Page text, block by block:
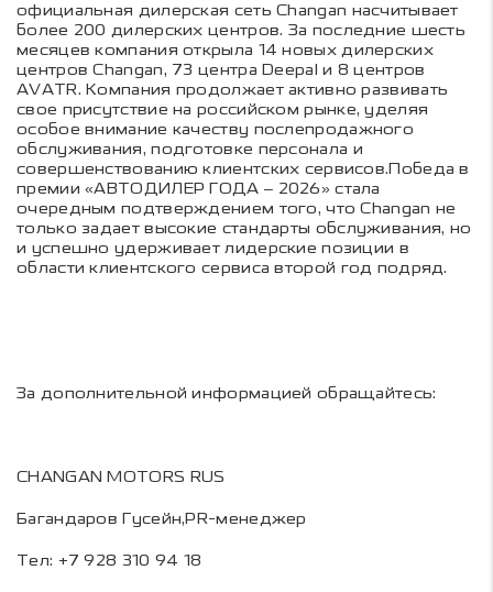
официальная дилерская сеть Changan насчитывает
более 200 дилерских центров. За последние шесть
месяцев компания открыла 14 новых дилерских
центров Changan, 73 центра Deepal и 8 центров
AVATR. Компания продолжает активно развивать
свое присутствие на российском рынке, уделяя
особое внимание качеству послепродажного
обслуживания, подготовке персонала и
совершенствованию клиентских сервисов.Победа в
премии «АВТОДИЛЕР ГОДА – 2026» стала
очередным подтверждением того, что Changan не
только задает высокие стандарты обслуживания, но
и успешно удерживает лидерские позиции в
области клиентского сервиса второй год подряд.
За дополнительной информацией обращайтесь:
CHANGAN MOTORS RUS
Багандаров Гусейн,PR-менеджер
Тел: +7 928 310 94 18